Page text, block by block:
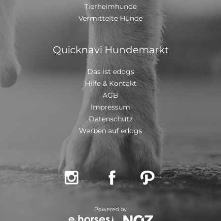
Tierheimhunde
Vermittelte Hunde
Quicknavi Hundemarkt
Das ist edogs
Hilfe & Kontakt
AGB
Impressum
Datenschutz
Werben auf edogs
  
Powered by